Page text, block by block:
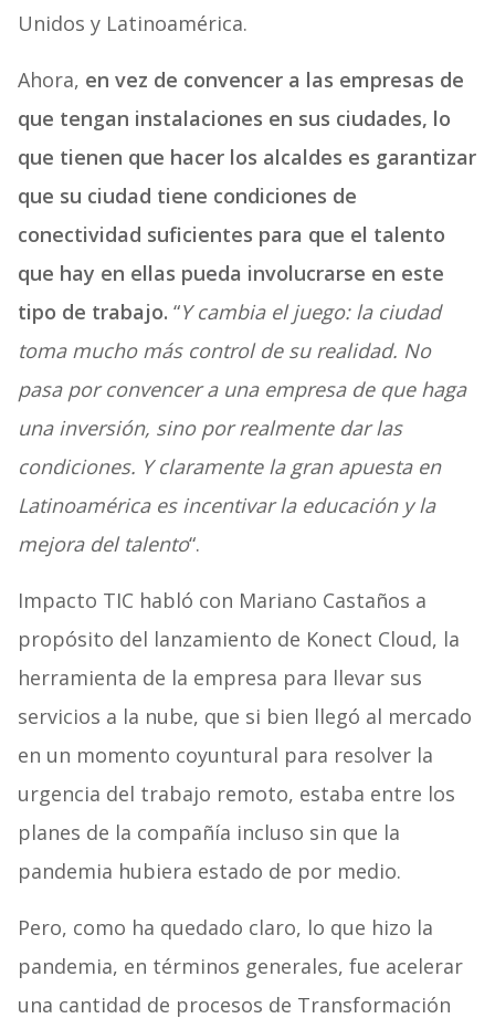
Unidos y Latinoamérica.
Ahora, en vez de convencer a las empresas de
que tengan instalaciones en sus ciudades, lo
que tienen que hacer los alcaldes es garantizar
que su ciudad tiene condiciones de
conectividad suficientes para que el talento
que hay en ellas pueda involucrarse en este
tipo de trabajo. “Y cambia el juego: la ciudad
toma mucho más control de su realidad. No
pasa por convencer a una empresa de que haga
una inversión, sino por realmente dar las
condiciones. Y claramente la gran apuesta en
Latinoamérica es incentivar la educación y la
mejora del talento“.
Impacto TIC habló con Mariano Castaños a
propósito del lanzamiento de Konect Cloud, la
herramienta de la empresa para llevar sus
servicios a la nube, que si bien llegó al mercado
en un momento coyuntural para resolver la
urgencia del trabajo remoto, estaba entre los
planes de la compañía incluso sin que la
pandemia hubiera estado de por medio.
Pero, como ha quedado claro, lo que hizo la
pandemia, en términos generales, fue acelerar
una cantidad de procesos de Transformación